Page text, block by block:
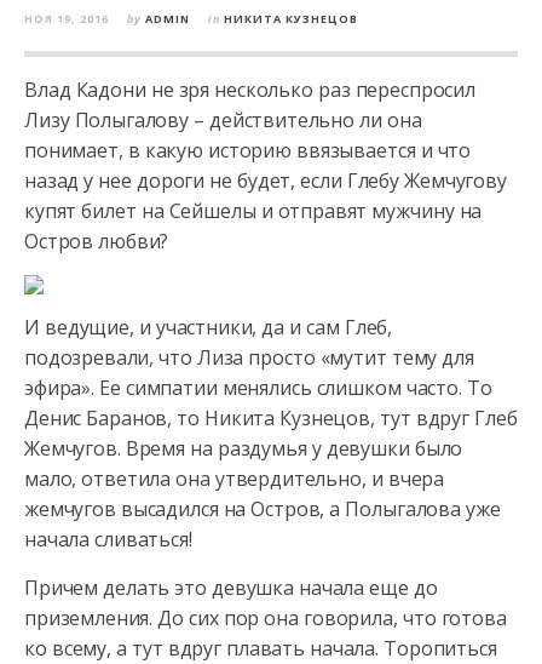
НОЯ 19, 2016 by ADMIN in НИКИТА КУЗНЕЦОВ
Влад Кадони не зря несколько раз переспросил
Лизу Полыгалову – действительно ли она
понимает, в какую историю ввязывается и что
назад у нее дороги не будет, если Глебу Жемчугову
купят билет на Сейшелы и отправят мужчину на
Остров любви?
И ведущие, и участники, да и сам Глеб,
подозревали, что Лиза просто «мутит тему для
эфира». Ее симпатии менялись слишком часто. То
Денис Баранов, то Никита Кузнецов, тут вдруг Глеб
Жемчугов. Время на раздумья у девушки было
мало, ответила она утвердительно, и вчера
жемчугов высадился на Остров, а Полыгалова уже
начала сливаться!
Причем делать это девушка начала еще до
приземления. До сих пор она говорила, что готова
ко всему, а тут вдруг плавать начала. Торопиться